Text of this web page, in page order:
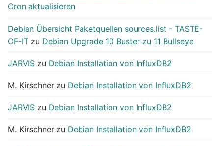
Cron aktualisieren
Debian Übersicht Paketquellen sources.list - TASTE-
OF-IT zu Debian Upgrade 10 Buster zu 11 Bullseye
JARVIS zu Debian Installation von InfluxDB2
M. Kirschner zu Debian Installation von InfluxDB2
JARVIS zu Debian Installation von InfluxDB2
M. Kirschner zu Debian Installation von InfluxDB2